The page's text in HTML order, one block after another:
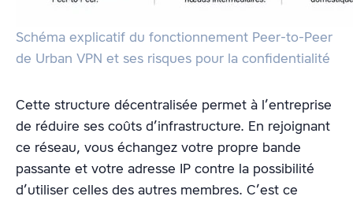
Schéma explicatif du fonctionnement Peer-to-Peer
de Urban VPN et ses risques pour la confidentialité
Cette structure décentralisée permet à l’entreprise
de réduire ses coûts d’infrastructure. En rejoignant
ce réseau, vous échangez votre propre bande
passante et votre adresse IP contre la possibilité
d’utiliser celles des autres membres. C’est ce